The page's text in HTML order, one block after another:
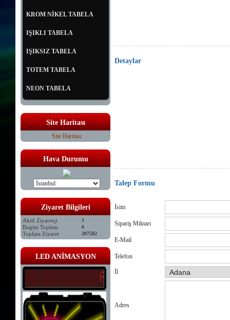
KROM NİKEL TABELA
IŞIKLI TABELA
IŞIKSIZ TABELA
TOTEM TABELA
NEON TABELA
Site Haritası
Site Haritası
Hava Durumu
Ziyaret Bilgileri
Aktif Ziyaretçi 1
Bugün Toplam 6
Toplam Ziyaret 207582
LED ANİMASYON
Detaylar
Talep Formu
İsim
Sipariş Miktarı
E-Mail
Telefon
İl
Adres